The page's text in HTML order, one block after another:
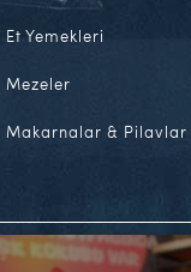
Et Yemekleri
Mezeler
Makarnalar & Pilavlar